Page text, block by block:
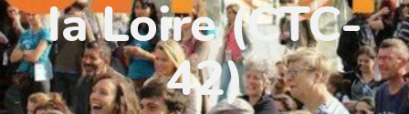
la Loire (CTC-
42)